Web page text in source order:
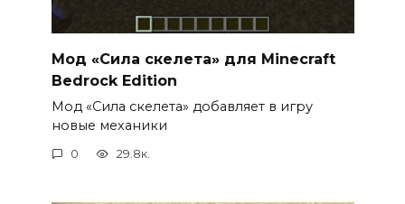
Мод «Сила скелета» для Minecraft
Bedrock Edition
Мод «Сила скелета» добавляет в игру
новые механики
0 29.8к.